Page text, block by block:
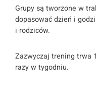
Grupy są tworzone w
dopasować dzień i
i rodziców.
Zazwyczaj trening trwa
razy w tygodniu.